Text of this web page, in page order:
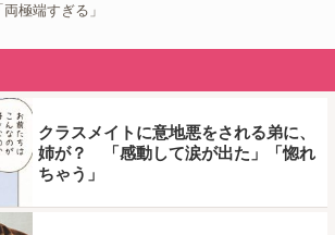
極端すぎる」
クラスメイトに意地悪をされる弟に、
姉が？ 「感動して涙が出た」「惚れ
ちゃう」